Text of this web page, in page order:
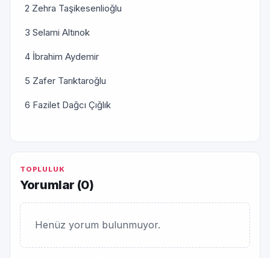
2 Zehra Taşikesenlioğlu
3 Selami Altınok
4 İbrahim Aydemir
5 Zafer Tarıktaroğlu
6 Fazilet Dağcı Çığlık
TOPLULUK
Yorumlar (0)
Henüz yorum bulunmuyor.